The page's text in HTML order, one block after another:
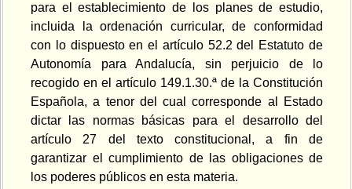
para el establecimiento de los planes de estudio,
incluida la ordenación curricular, de conformidad
con lo dispuesto en el artículo 52.2 del Estatuto de
Autonomía para Andalucía, sin perjuicio de lo
recogido en el artículo 149.1.30.ª de la Constitución
Española, a tenor del cual corresponde al Estado
dictar las normas básicas para el desarrollo del
artículo 27 del texto constitucional, a fin de
garantizar el cumplimiento de las obligaciones de
los poderes públicos en esta materia.